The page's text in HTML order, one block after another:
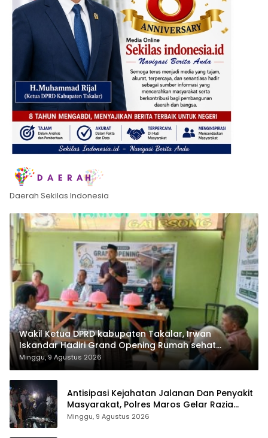
Daerah Sekilas Indonesia
Wakil Ketua DPRD kabupaten Takalar, Irwan
Iskandar Hadiri Grand Opening Rumah sehat
Pertama di Takalar, Melayani Terapis Gratis untuk
Pasien Dhuafa dan umum.
Minggu, 9 Agustus 2026
Antisipasi Kejahatan Jalanan Dan Penyakit
Masyarakat, Polres Maros Gelar Razia
Operasi Cipta Kondusif
Minggu, 9 Agustus 2026